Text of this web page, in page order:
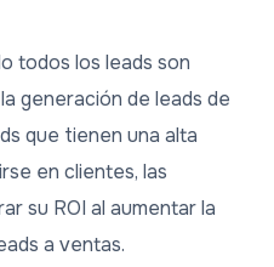
todos los leads son
generación de leads de
que tienen una alta
en clientes, las
su ROI al aumentar la
a ventas.